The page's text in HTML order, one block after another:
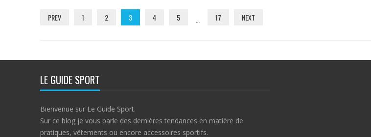
PREV 1 2 3 4 5 17 NEXT
LE GUIDE SPORT
Bienvenue sur Le Guide Sport.
Sur ce blog je vous parle des dernières tendances en matière de
pratiques, vêtements ou encore accessoires sportifs.